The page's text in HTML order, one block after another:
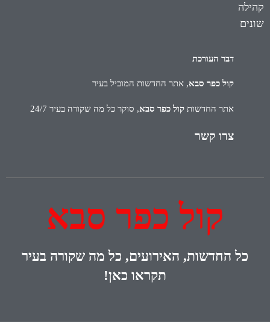
קהילה
שונים
דבר העורכת
קול כפר סבא, אתר החדשות המוביל בעיר
אתר החדשות קול כפר סבא, סוקר כל מה שקורה בעיר 24/7
צרו קשר
קול כפר סבא
כל החדשות, האירועים, כל מה שקורה בעיר
תקראו כאן!